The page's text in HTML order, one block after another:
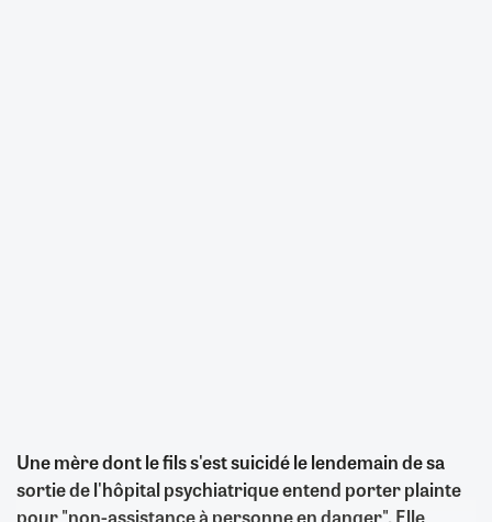
Une mère dont le fils s'est suicidé le lendemain de sa
sortie de l'hôpital psychiatrique entend porter plainte
pour "non-assistance à personne en danger". Elle